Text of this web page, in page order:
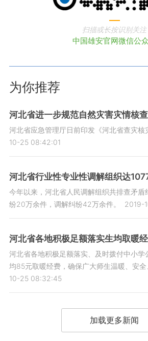
扫描或长按识别关注
中国雄安官网微信公
为你推荐
河北省进一步规范自然灾害灾情核
河北省应急管理厅日前印发《河北省查灾核
10-25 08:42:01
河北省行业性专业性调解组织达
今年以来，河北省人民调解组织共排查矛盾
纷20万余件，调解纠纷42万余件。
2019-
河北省各地积极足额落实生均取暖
河北省各地积极足额落实、及时拨付中小学
均85元取暖经费，确保广大师生温暖、安全
10-25 08:32:45
加载更多新闻